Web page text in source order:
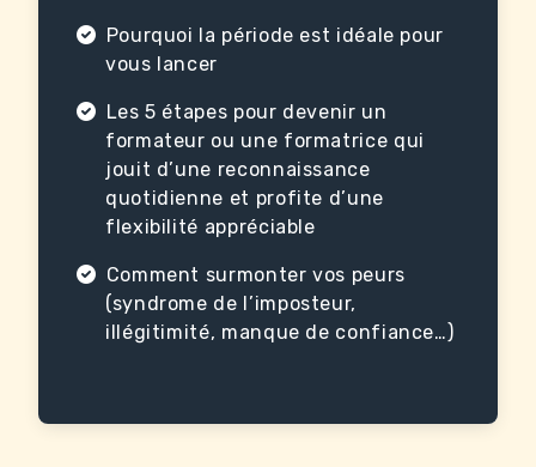
Pourquoi la période est idéale pour
vous lancer
Les 5 étapes pour devenir un
formateur ou une formatrice qui
jouit d’une reconnaissance
quotidienne et profite d’une
flexibilité appréciable
Comment surmonter vos peurs
(syndrome de l’imposteur,
illégitimité, manque de confiance…)